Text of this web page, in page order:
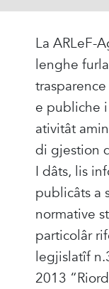
La ARLeF-
lenghe
e publiche
ativitât
di gjestion
I dâts, lis
publicâts a
normative
particolâr
legjislatîf
2013